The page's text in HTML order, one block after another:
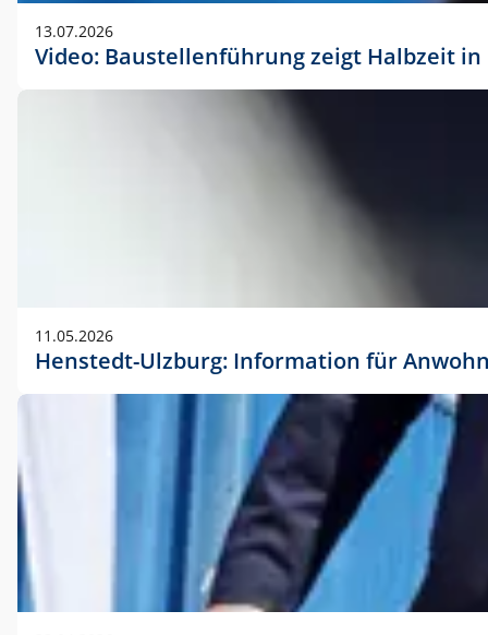
13.07.2026
Video: Baustellenführung zeigt Halbzeit
11.05.2026
Henstedt-Ulzburg: Information für